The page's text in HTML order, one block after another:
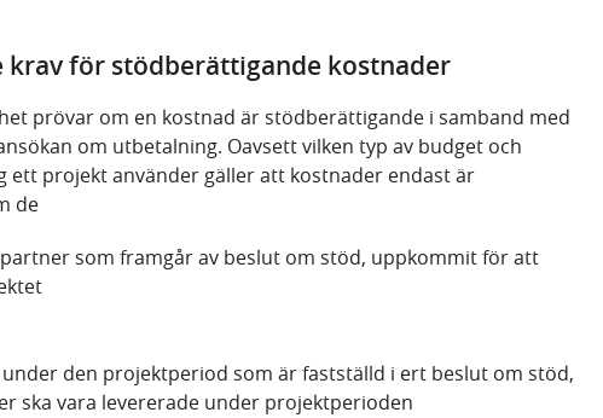
krav för stödberättigande kostnader
prövar om en kostnad är stödberättigande i samband med
om utbetalning. Oavsett vilken typ av budget och
ett projekt använder gäller att kostnader endast är
de
som framgår av beslut om stöd, uppkommit för att
den projektperiod som är fastställd i ert beslut om stöd,
ska vara levererade under projektperioden